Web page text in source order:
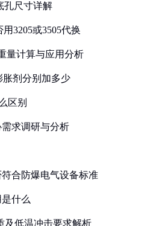
孔尺寸详解
3205或3505代换
量计算与应用分析
胀剂分别加多少
区别
求调研与分析
合防爆电气设备标准
什么
及低温冲击要求解析